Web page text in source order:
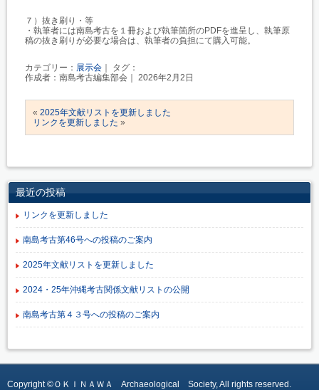
７）抜き刷り・等
・執筆者には南島考古を１冊および執筆箇所のPDFを進呈し、執筆原
稿の抜き刷りが必要な場合は、執筆者の負担にて購入可能。
カテゴリー： 展示会 ｜ タグ：
作成者：南島考古編集部会｜ 2026年2月2日
« 2025年文献リストを更新しました
リンクを更新しました »
最近の投稿
リンクを更新しました
南島考古第46号への投稿のご案内
2025年文献リストを更新しました
2024・25年沖縄考古関係文献リストの公開
南島考古第４３号への投稿のご案内
Copyright ©ＯＫＩＮＡＷＡ Archaeological Society, All rights reserved.